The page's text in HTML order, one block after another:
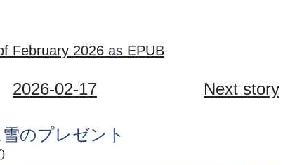
February 2026 as EPUB
2026-02-17 Next story
雪のプレゼント